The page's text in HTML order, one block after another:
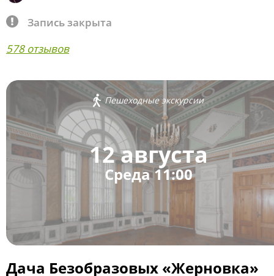
Запись закрыта
578 отзывов
Пешеходные экскурсии
12 августа
Среда 11:00
Дача Безобразовых «Жерновка»